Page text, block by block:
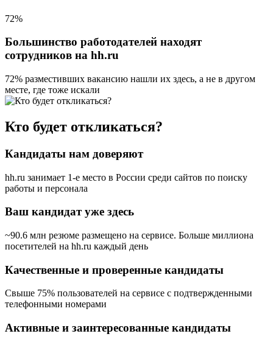
72%
Большинство работодателей находят
сотрудников на hh.ru
72% разместивших вакансию нашли их здесь, а не в другом
месте, где тоже искали
Кто будет откликаться?
Кандидаты нам доверяют
hh.ru занимает 1-е место в России среди сайтов по поиску
работы и персонала
Ваш кандидат уже здесь
~90.6 млн резюме размещено на сервисе. Больше миллиона
посетителей на hh.ru каждый день
Качественные и проверенные кандидаты
Свыше 75% пользователей на сервисе с подтвержденными
телефонными номерами
Активные и заинтересованные кандидаты